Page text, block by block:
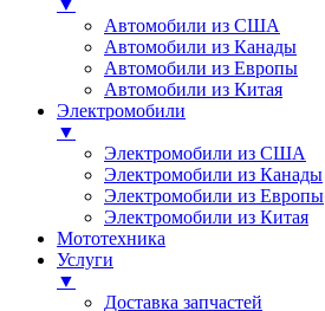
▼
Автомобили из США
Автомобили из Канады
Автомобили из Европы
Автомобили из Китая
Электромобили
▼
Электромобили из США
Электромобили из Канады
Электромобили из Европы
Электромобили из Китая
Мототехника
Услуги
▼
Доставка запчастей